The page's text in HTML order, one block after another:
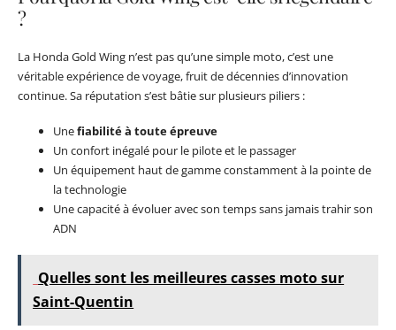
?
La Honda Gold Wing n’est pas qu’une simple moto, c’est une
véritable expérience de voyage, fruit de décennies d’innovation
continue. Sa réputation s’est bâtie sur plusieurs piliers :
Unefiabilité à toute épreuve
Un confort inégalé pour le pilote et le passager
Un équipement haut de gamme constamment à la pointe de
la technologie
Une capacité à évoluer avec son temps sans jamais trahir son
ADN
Quelles sont les meilleures casses moto sur
Saint-Quentin